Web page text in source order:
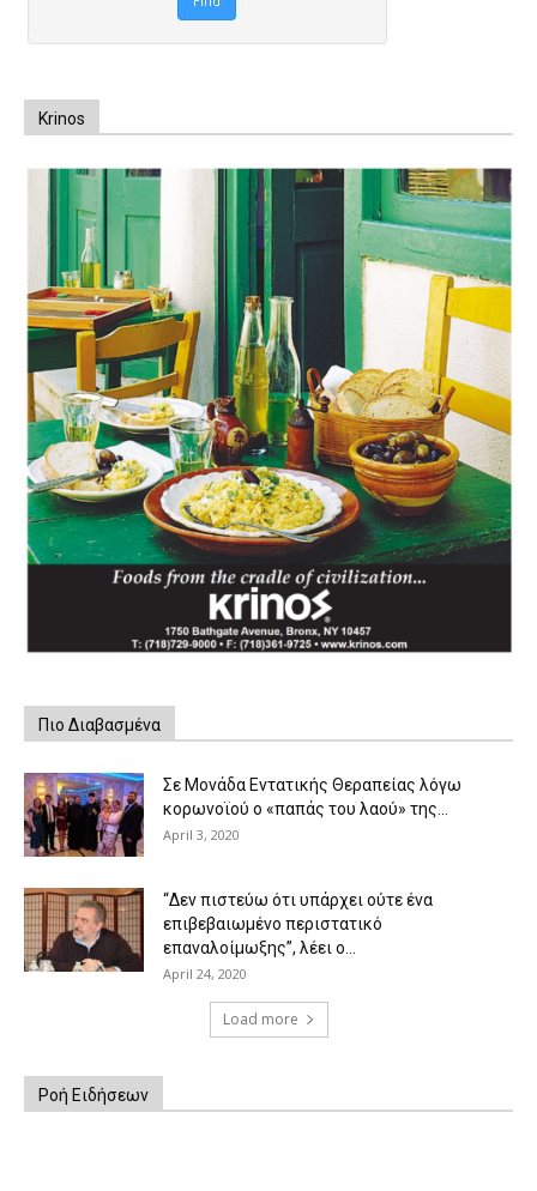
Krinos
Πιο Διαβασμένα
Σε Μονάδα Εντατικής Θεραπείας λόγω
κορωνοϊού ο «παπάς του λαού» της...
April 3, 2020
“Δεν πιστεύω ότι υπάρχει ούτε ένα
επιβεβαιωμένο περιστατικό
επαναλοίμωξης”, λέει ο...
April 24, 2020
Load more
Ροή Ειδήσεων